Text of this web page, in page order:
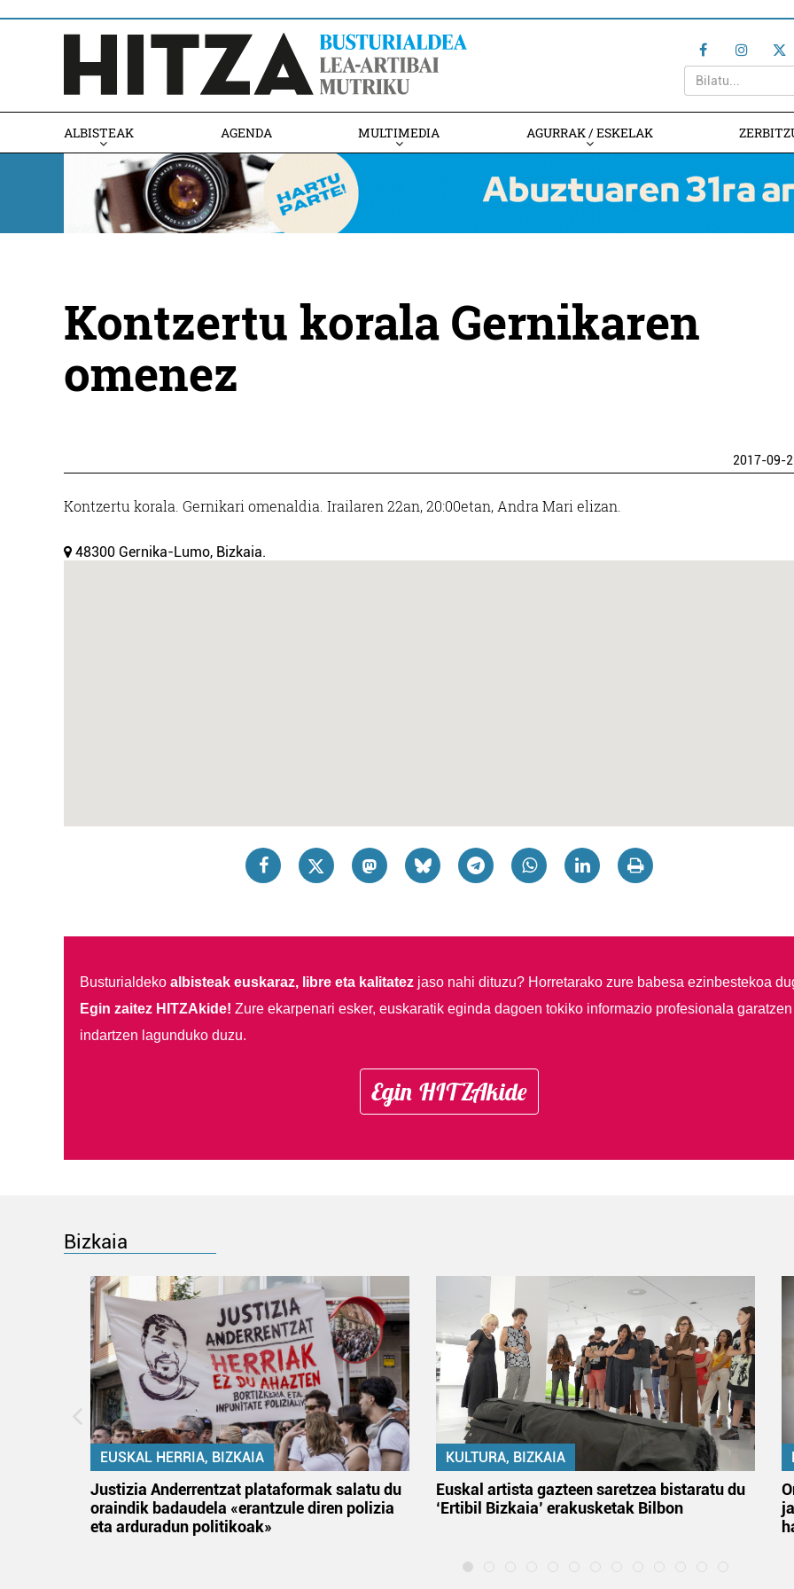
ALBISTEAK AGENDA MULTIMEDIA AGURRAK / ESKELAK
Kontzertu korala Gernikaren
omenez
2017-09-
Kontzertu korala. Gernikari omenaldia. Irailaren 22an, 20:00etan, Andra Mari elizan.
48300 Gernika-Lumo, Bizkaia.
Busturialdeko albisteak euskaraz, libre eta kalitatezjaso nahi dituzu? Horretarako zure babesa ezinbestekoa
Egin zaitez HITZAkide! Zure ekarpenari esker, euskaratik eginda dagoen tokiko informazio profesionala garatzen
indartzen lagunduko duzu.
Egin HITZAkide
Bizkaia
EUSKAL HERRIA, BIZKAIA
Justizia Anderrentzat plataformak salatu du
oraindik badaudela «erantzule diren polizia
eta arduradun politikoak»
KULTURA, BIZKAIA
Euskal artista gazteen saretzea bistaratu du
‘Ertibil Bizkaia’ erakusketak Bilbon